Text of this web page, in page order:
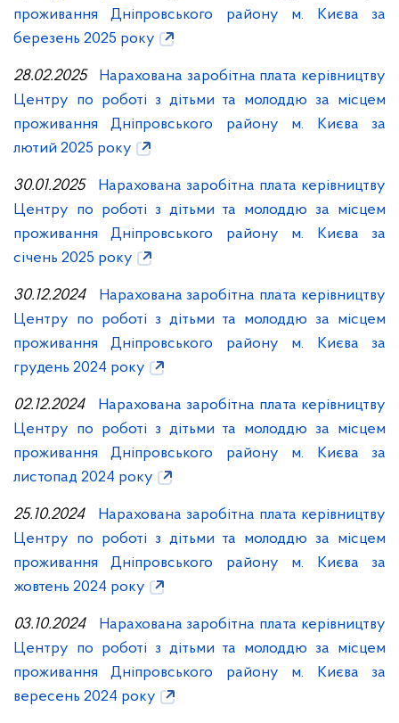
проживання Дніпровського району м. Києва за
березень 2025 року
28.02.2025
Нарахована заробітна плата керівництву
Центру по роботі з дітьми та молоддю за місцем
проживання Дніпровського району м. Києва за
лютий 2025 року
30.01.2025
Нарахована заробітна плата керівництву
Центру по роботі з дітьми та молоддю за місцем
проживання Дніпровського району м. Києва за
січень 2025 року
30.12.2024
Нарахована заробітна плата керівництву
Центру по роботі з дітьми та молоддю за місцем
проживання Дніпровського району м. Києва за
грудень 2024 року
02.12.2024
Нарахована заробітна плата керівництву
Центру по роботі з дітьми та молоддю за місцем
проживання Дніпровського району м. Києва за
листопад 2024 року
25.10.2024
Нарахована заробітна плата керівництву
Центру по роботі з дітьми та молоддю за місцем
проживання Дніпровського району м. Києва за
жовтень 2024 року
03.10.2024
Нарахована заробітна плата керівництву
Центру по роботі з дітьми та молоддю за місцем
проживання Дніпровського району м. Києва за
вересень 2024 року